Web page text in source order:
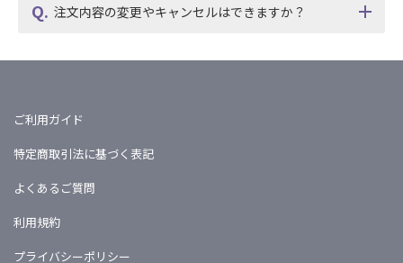
注文内容の変更やキャンセルはできますか？
ご利用ガイド
特定商取引法に基づく表記
よくあるご質問
利用規約
プライバシーポリシー